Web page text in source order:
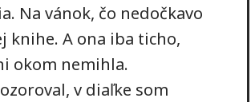
Na vánok, čo nedočkavo
knihe. A ona iba ticho,
okom nemihla.
v diaľke som